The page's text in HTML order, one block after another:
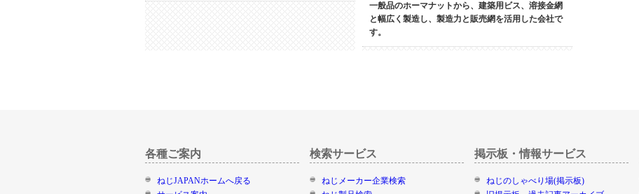
一般品のホーマナットから、建築用ビス、溶接金網
と幅広く製造し、製造力と販売網を活用した会社で
す。
各種ご案内
ねじJAPANホームへ戻る
検索サービス
ねじメーカー企業検索
掲示板・情報サービス
ねじのしゃべり場(掲示板)